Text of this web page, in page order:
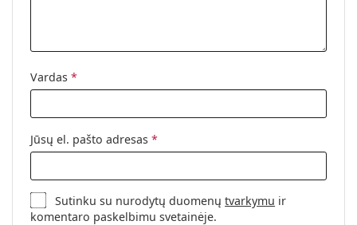
Vardas *
Jūsų el. pašto adresas *
Sutinku su nurodytų duomenųtvarkymu ir
komentaro paskelbimu svetainėje.